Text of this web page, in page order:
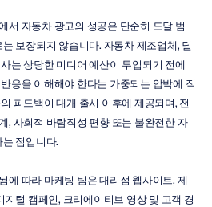
서 자동차 광고의 성공은 단순히 도달 범
보장되지 않습니다. 자동차 제조업체, 딜
는 상당한 미디어 예산이 투입되기 전에
응을 이해해야 한다는 가중되는 압박에 직
피드백이 대개 출시 이후에 제공되며, 전
, 사회적 바람직성 편향 또는 불완전한 자
점입니다.
에 따라 마케팅 팀은 대리점 웹사이트, 제
지털 캠페인, 크리에이티브 영상 및 고객 경